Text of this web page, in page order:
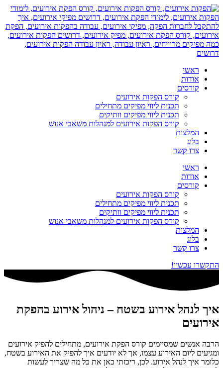
דלג
לתוכן
ראשי
אודות
קורסים
קורס הפקות אירועים
תכנית ליווי מפיקים מתחילים
תכנית ליווי מפיקים וותיקים
קורס הפקות אירועים למנהלות משאבי אנוש
המלצות
בלוג
צרו קשר
ראשי
אודות
קורסים
קורס הפקות אירועים
תכנית ליווי מפיקים מתחילים
תכנית ליווי מפיקים וותיקים
קורס הפקות אירועים למנהלות משאבי אנוש
המלצות
בלוג
צרו קשר
התקשרו עכשיו!
איך לנהל אירוע בשטח – ניהול אירוע בהפקת
אירועים
הרבה אנשים שמסיימים קורס הפקת אירועים, מתחילים להפיק אירועים
ומגיעים ליום האירוע עצמו, אך לא יודעים איך להפיק את האירוע בשטח,
כלומר איך לנהל אירוע. לכן, ריכזתי כאן את כל מה שצריך לעשות